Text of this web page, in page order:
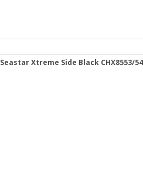
Seastar Xtreme Side Black CHX8553/